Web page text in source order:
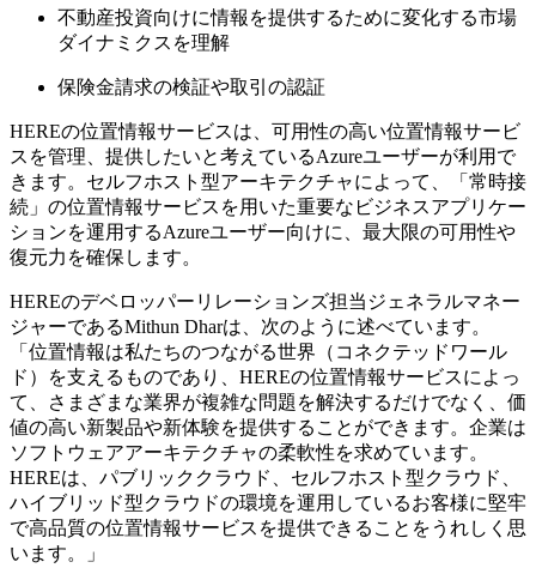
不動産投資向けに情報を提供するために変化する市場
ダイナミクスを理解
保険金請求の検証や取引の認証
HEREの位置情報サービスは、可用性の高い位置情報サービ
スを管理、提供したいと考えているAzureユーザーが利用で
きます。セルフホスト型アーキテクチャによって、「常時接
続」の位置情報サービスを用いた重要なビジネスアプリケー
ションを運用するAzureユーザー向けに、最大限の可用性や
復元力を確保します。
HEREのデベロッパーリレーションズ担当ジェネラルマネー
ジャーであるMithun Dharは、次のように述べています。
「位置情報は私たちのつながる世界（コネクテッドワール
ド）を支えるものであり、HEREの位置情報サービスによっ
て、さまざまな業界が複雑な問題を解決するだけでなく、価
値の高い新製品や新体験を提供することができます。企業は
ソフトウェアアーキテクチャの柔軟性を求めています。
HEREは、パブリッククラウド、セルフホスト型クラウド、
ハイブリッド型クラウドの環境を運用しているお客様に堅牢
で高品質の位置情報サービスを提供できることをうれしく思
います。」